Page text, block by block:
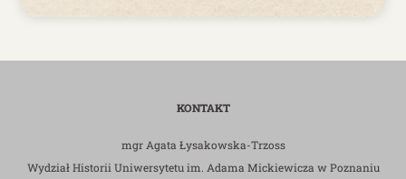
KONTAKT
mgr Agata Łysakowska-Trzoss
Wydział Historii Uniwersytetu im. Adama Mickiewicza w Poznaniu